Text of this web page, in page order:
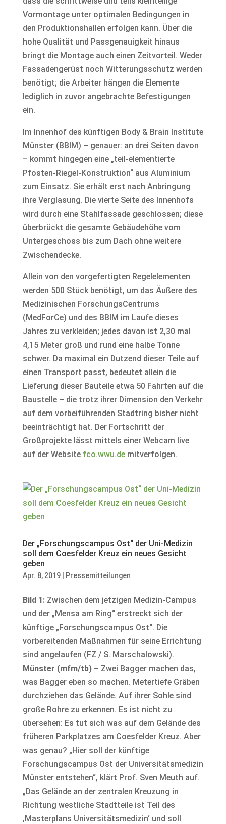
Vormontage unter optimalen Bedingungen in
den Produktionshallen erfolgen kann. Über die
hohe Qualität und Passgenauigkeit hinaus
bringt die Montage auch einen Zeitvorteil. Weder
Fassadengerüst noch Witterungsschutz werden
benötigt; die Arbeiter hängen die Elemente
lediglich in zuvor angebrachte Befestigungen
ein.
Im Innenhof des künftigen Body & Brain Institute
Münster (BBIM) – genauer: an drei Seiten davon
– kommt hingegen eine „teil-elementierte
Pfosten-Riegel-Konstruktion“ aus Aluminium
zum Einsatz. Sie erhält erst nach Anbringung
ihre Verglasung. Die vierte Seite des Innenhofs
wird durch eine Stahlfassade geschlossen; diese
überbrückt die gesamte Gebäudehöhe vom
Untergeschoss bis zum Dach ohne weitere
Zwischendecke.
Allein von den vorgefertigten Regelelementen
werden 500 Stück benötigt, um das Äußere des
Medizinischen ForschungsCentrums
(MedForCe) und des BBIM im Laufe dieses
Jahres zu verkleiden; jedes davon ist 2,30 mal
4,15 Meter groß und rund eine halbe Tonne
schwer. Da maximal ein Dutzend dieser Teile auf
einen Transport passt, bedeutet allein die
Lieferung dieser Bauteile etwa 50 Fahrten auf die
Baustelle – die trotz ihrer Dimension den Verkehr
auf dem vorbeiführenden Stadtring bisher nicht
beeinträchtigt hat. Der Fortschritt der
Großprojekte lässt mittels einer Webcam live
auf der Website fco.wwu.demitverfolgen.
Der „Forschungscampus Ost“ der Uni-Medizin
soll dem Coesfelder Kreuz ein neues Gesicht
geben
Apr. 8, 2019| Pressemitteilungen
Bild 1:Zwischen dem jetzigen Medizin-Campus
und der „Mensa am Ring“ erstreckt sich der
künftige „Forschungscampus Ost“. Die
vorbereitenden Maßnahmen für seine Errichtung
sind angelaufen (FZ / S. Marschalowski).
Münster (mfm/tb)– Zwei Bagger machen das,
was Bagger eben so machen. Metertiefe Gräben
durchziehen das Gelände. Auf ihrer Sohle sind
große Rohre zu erkennen. Es ist nicht zu
übersehen: Es tut sich was auf dem Gelände des
früheren Parkplatzes am Coesfelder Kreuz. Aber
was genau? „Hier soll der künftige
Forschungscampus Ost der Universitätsmedizin
Münster entstehen“, klärt Prof. Sven Meuth auf.
„Das Gelände an der zentralen Kreuzung in
Richtung westliche Stadtteile ist Teil des
‚Masterplans Universitätsmedizin‘ und soll